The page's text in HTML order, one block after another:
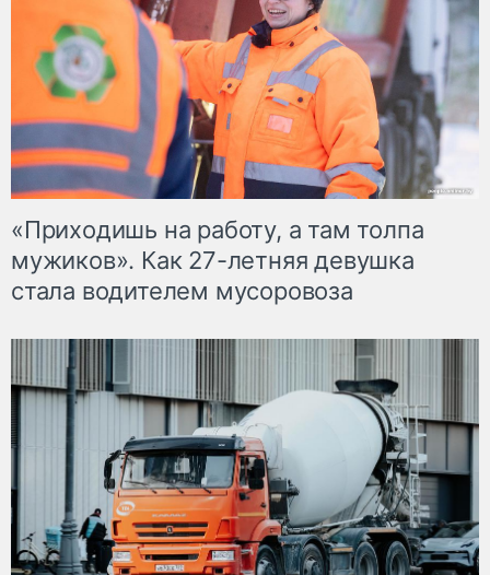
«Приходишь на работу, а там толпа
мужиков». Как 27-летняя девушка
стала водителем мусоровоза